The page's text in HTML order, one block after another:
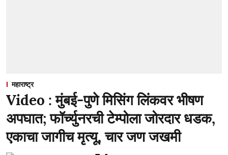
महाराष्ट्र
Video : मुंबई-पुणे मिसिंग लिंकवर भीषण
अपघात; फॉर्च्युनरची टेम्पोला जोरदार धडक,
एकाचा जागीच मृत्यू, चार जण जखमी